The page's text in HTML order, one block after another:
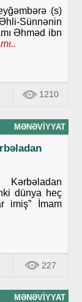
(s)
Sünnənin
Əhməd ibn
1210
MƏNƏVIYYAT
dünya heç
imiş” İmam
227
MƏNƏVIYYAT